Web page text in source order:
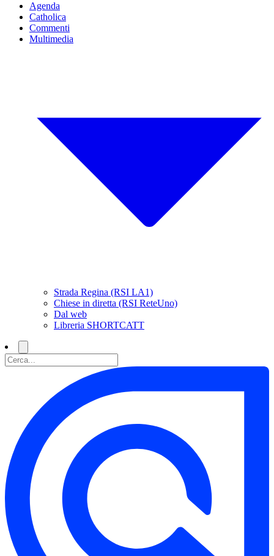
Agenda
Catholica
Commenti
Multimedia
Strada Regina (RSI LA1)
Chiese in diretta (RSI ReteUno)
Dal web
Libreria SHORTCATT